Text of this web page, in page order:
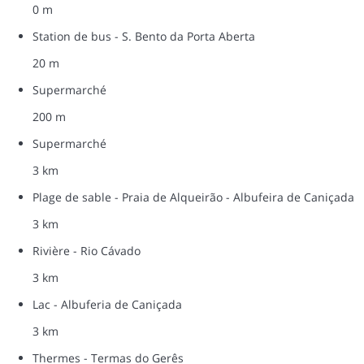
0 m
Station de bus - S. Bento da Porta Aberta
20 m
Supermarché
200 m
Supermarché
3 km
Plage de sable - Praia de Alqueirão - Albufeira de Caniçada
3 km
Rivière - Rio Cávado
3 km
Lac - Albuferia de Caniçada
3 km
Thermes - Termas do Gerês